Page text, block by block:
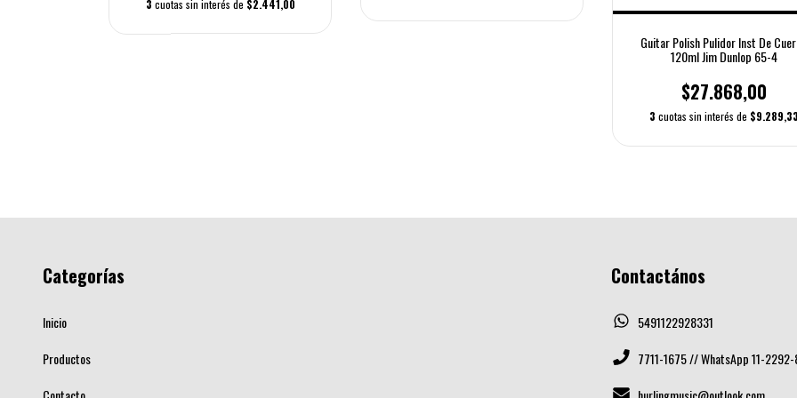
3 cuotas sin interés de $2.441,00
Guitar Polish Pulidor Inst De
120ml Jim Dunlop 65-4
$27.868,00
3 cuotas sin interés de $9.289,33
Categorías
Inicio
Productos
Contactános
5491122928331
7711-1675 // WhatsApp 11-2292-